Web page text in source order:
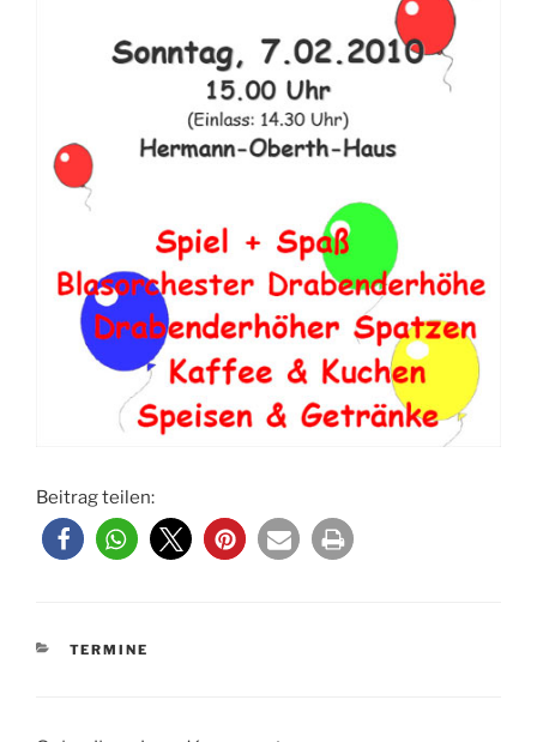
Beitrag teilen:
KATEGORIEN
TERMINE